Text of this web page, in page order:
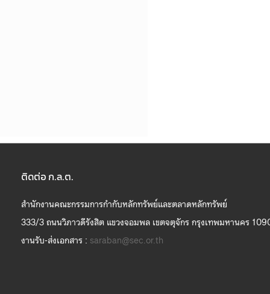
ติดต่อ ก.ล.ต.
สำนักงานคณะกรรมการกำกับหลักทรัพย์และตลาดหลักทรัพย์
333/3 ถนนวิภาวดีรังสิต แขวงจอมพล เขตจตุจักร กรุงเทพมหานคร
งานรับ-ส่งเอกสาร : saraban@sec.or.th